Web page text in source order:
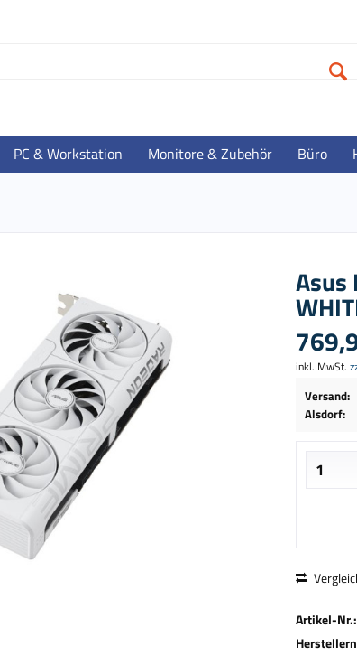
PC & Workstation Monitore & Zubehör Büro
Asus
inkl. MwSt.
Versand:
Alsdorf:
Artikel-Nr.: